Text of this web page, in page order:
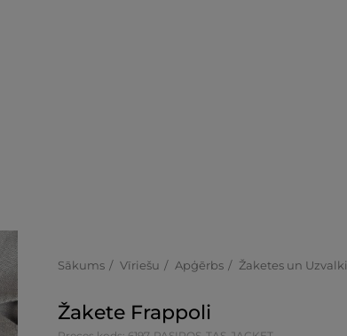
Sākums Vīriešu Apģērbs Žaketes un Uzvalki
Žakete Frappoli